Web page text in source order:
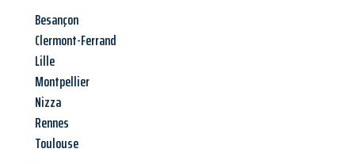
Besançon
Clermont-Ferrand
Lille
Montpellier
Nizza
Rennes
Toulouse